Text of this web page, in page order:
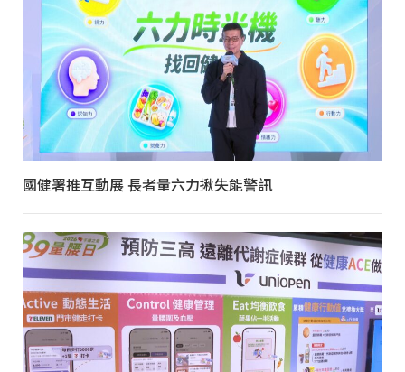
國健署推互動展 長者量六力揪失能警訊